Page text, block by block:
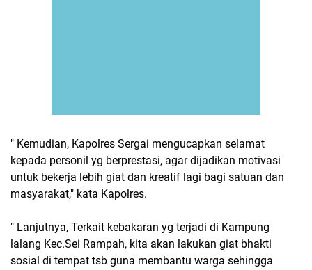
" Kemudian, Kapolres Sergai mengucapkan selamat
kepada personil yg berprestasi, agar dijadikan motivasi
untuk bekerja lebih giat dan kreatif lagi bagi satuan dan
masyarakat," kata Kapolres.
" Lanjutnya, Terkait kebakaran yg terjadi di Kampung
lalang Kec.Sei Rampah, kita akan lakukan giat bhakti
sosial di tempat tsb guna membantu warga sehingga